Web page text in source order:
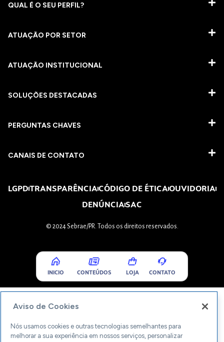
QUAL É O SEU PERFIL?
ATUAÇÃO POR SETOR
ATUAÇÃO INSTITUCIONAL
SOLUÇÕES DESTACADAS
PERGUNTAS CHAVES​
CANAIS DE CONTATO
LGPDTRANSPARÊNCIACÓDIGO DE ÉTICAOUVIDORIA
DENÚNCIASAC
© 2024 Sebrae/PR. Todos os direitos reservados.
INICIO CONTEÚDOS LOJA CONTATO
Aviso de Cookies
Nós usamos cookies e outras tecnologias semelhantes para
melhorar a sua experiência em nossos serviços, personalizar